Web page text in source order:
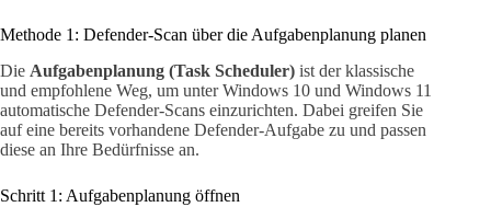
Methode 1: Defender-Scan über die Aufgabenplanung planen
Die Aufgabenplanung (Task Scheduler) ist der klassische
und empfohlene Weg, um unter Windows 10 und Windows 11
automatische Defender-Scans einzurichten. Dabei greifen Sie
auf eine bereits vorhandene Defender-Aufgabe zu und passen
diese an Ihre Bedürfnisse an.
Schritt 1: Aufgabenplanung öffnen